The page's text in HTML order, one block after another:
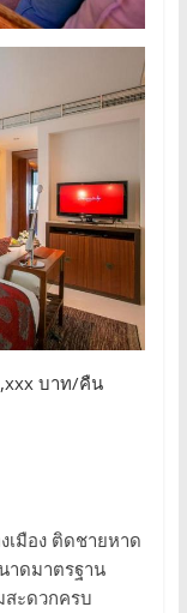
บาท/คืน
เมือง ติดชายหาด
าดมาตรฐาน
สะดวกครบ